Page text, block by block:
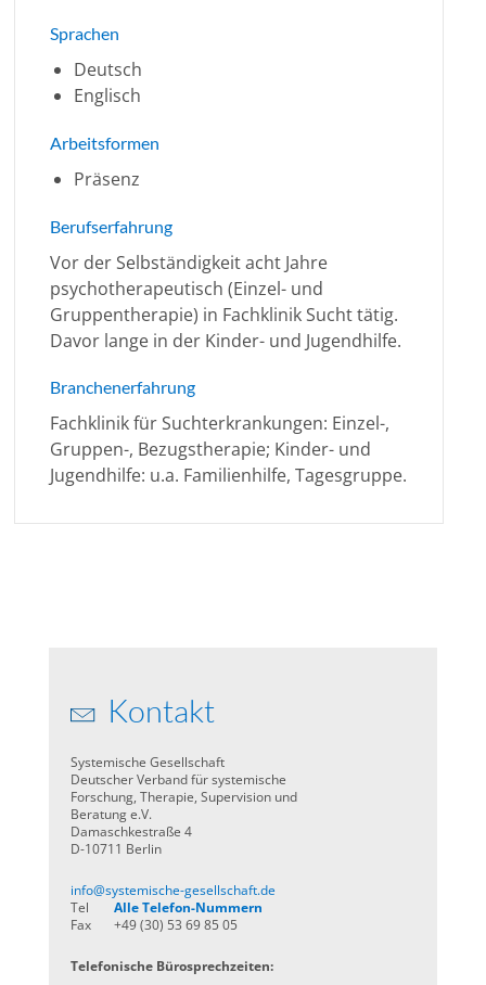
Sprachen
Deutsch
Englisch
Arbeitsformen
Präsenz
Berufserfahrung
Vor der Selbständigkeit acht Jahre
psychotherapeutisch (Einzel- und
Gruppentherapie) in Fachklinik Sucht tätig.
Davor lange in der Kinder- und Jugendhilfe.
Branchenerfahrung
Fachklinik für Suchterkrankungen: Einzel-,
Gruppen-, Bezugstherapie; Kinder- und
Jugendhilfe: u.a. Familienhilfe, Tagesgruppe.
Kontakt
Systemische Gesellschaft
Deutscher Verband für systemische
Forschung, Therapie, Supervision und
Beratung e.V.
Damaschkestraße 4
D-10711 Berlin
info@systemische-gesellschaft.de
Tel
Alle Telefon-Nummern
Fax
+49 (30) 53 69 85 05
Telefonische Bürosprechzeiten: